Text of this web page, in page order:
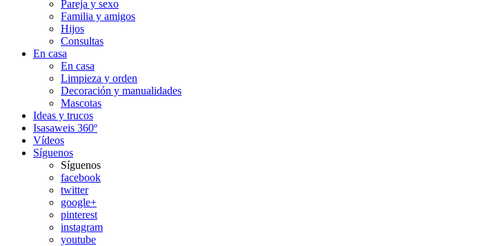
Pareja y sexo
Familia y amigos
Hijos
Consultas
En casa
En casa
Limpieza y orden
Decoración y manualidades
Mascotas
Ideas y trucos
Isasaweis 360º
Vídeos
Síguenos
Síguenos
facebook
twitter
google+
pinterest
instagram
youtube